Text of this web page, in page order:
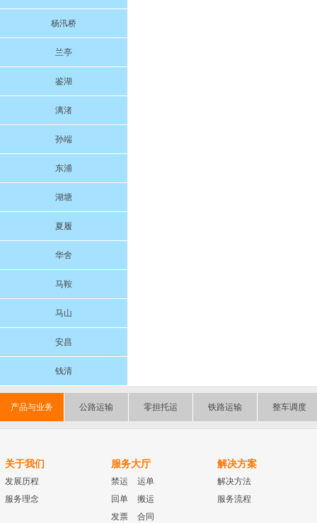
杨汛桥
兰亭
鉴湖
漓渚
孙端
东浦
湖塘
夏履
华舍
马鞍
马山
安昌
钱清
产品与业务 公路运输 零担托运 铁路运输 整车调度
关于我们
发展历程
服务理念
服务大厅
禁运
运单
回单
搬运
发票
合同
解决方案
解决方法
服务流程